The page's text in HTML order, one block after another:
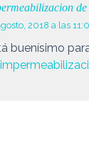
2018 a las
buenísimo